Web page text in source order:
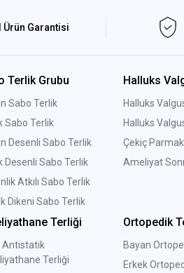
Ürün Garantisi
Terlik Grubu
Sabo Terlik
Sabo Terlik
Desenli Sabo Terlik
Desenli Sabo Terlik
Atkılı Sabo Terlik
Dikeni Sabo Terlik
Halluks
Halluks
Halluks
Çekiç Parmak
Ameliyat
Terliği
Antistatik
Terliği
Ortopedik
Bayan
Erkek